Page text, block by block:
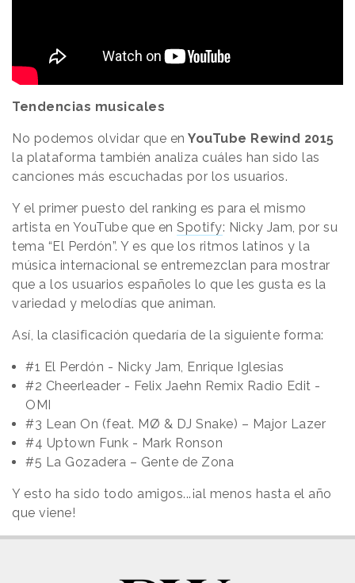
Tendencias musicales
No podemos olvidar que en YouTube Rewind 2015
la plataforma también analiza cuáles han sido las
canciones más escuchadas por los usuarios.
Y el primer puesto del ranking es para el mismo
artista en YouTube que en Spotify: Nicky Jam, por su
tema “El Perdón”. Y es que los ritmos latinos y la
música internacional se entremezclan para mostrar
que a los usuarios españoles lo que les gusta es la
variedad y melodías que animan.
Así, la clasificación quedaría de la siguiente forma:
#1 El Perdón - Nicky Jam, Enrique Iglesias
#2 Cheerleader - Felix Jaehn Remix Radio Edit -
OMI
#3 Lean On (feat. MØ & DJ Snake) – Major Lazer
#4 Uptown Funk - Mark Ronson
#5 La Gozadera – Gente de Zona
Y esto ha sido todo amigos...¡al menos hasta el año
que viene!